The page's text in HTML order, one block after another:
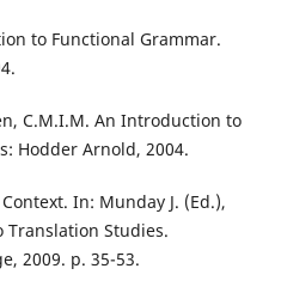
to Functional Grammar.
C.M.I.M. An Introduction to
Hodder Arnold, 2004.
In: Munday J. (Ed.),
Translation Studies.
2009. p. 35-53.